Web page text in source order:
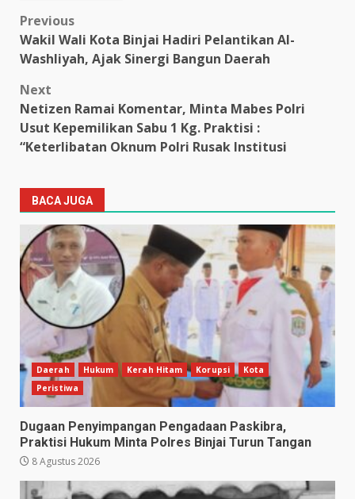
Post
navigation
Previous
Wakil Wali Kota Binjai Hadiri Pelantikan Al-
Washliyah, Ajak Sinergi Bangun Daerah
Next
Netizen Ramai Komentar, Minta Mabes Polri
Usut Kepemilikan Sabu 1 Kg. Praktisi :
“Keterlibatan Oknum Polri Rusak Institusi
BACA JUGA
Daerah Hukum Kerah Hitam Korupsi
Kota
Peristiwa
Dugaan Penyimpangan Pengadaan Paskibra,
Praktisi Hukum Minta Polres Binjai Turun Tangan
8 Agustus 2026